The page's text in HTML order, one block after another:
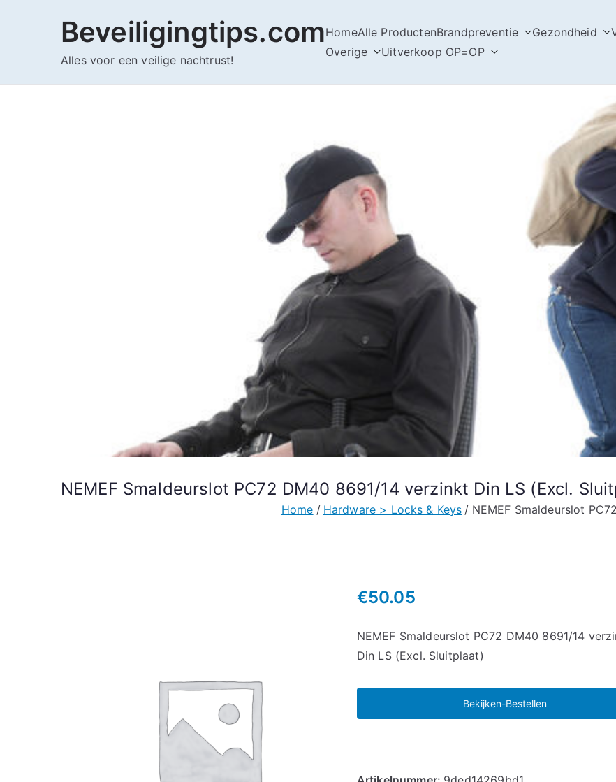
Beveiligingtips.com
Alles voor een veilige nachtrust!
HomeAlle ProductenBrandpreventie Gezondheid
Overige
Uitverkoop OP=OP
NEMEF Smaldeurslot PC72 DM40 8691/14 verzinkt Din LS (Excl.
Home Hardware > Locks & Keys NEMEF Smaldeurslot
€50.05
NEMEF Smaldeurslot PC72 DM40 8691/14
Din LS (Excl. Sluitplaat)
Bekijken-Bestellen